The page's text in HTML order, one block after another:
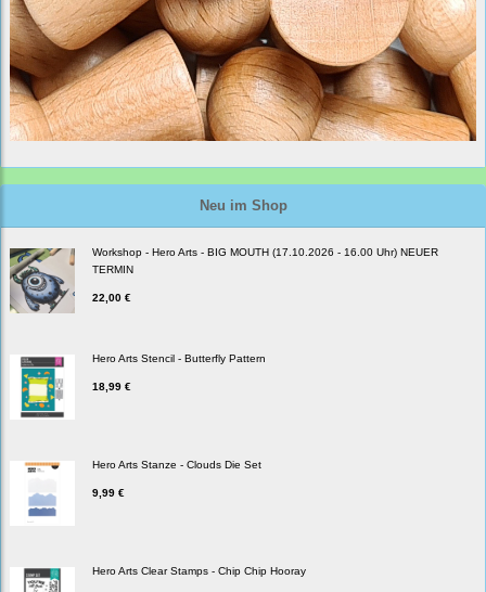
Neu im Shop
Workshop - Hero Arts - BIG MOUTH (17.10.2026 - 16.00 Uhr) NEUER
TERMIN
22,00 €
Hero Arts Stencil - Butterfly Pattern
18,99 €
Hero Arts Stanze - Clouds Die Set
9,99 €
Hero Arts Clear Stamps - Chip Chip Hooray